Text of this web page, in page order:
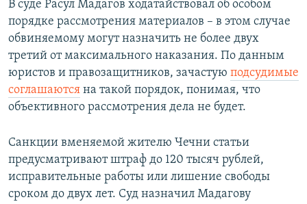
В суде Расул Мадагов ходатайствовал об особом
порядке рассмотрения материалов – в этом случае
обвиняемому могут назначить не более двух
третий от максимального наказания. По данным
юристов и правозащитников, зачастую подсудимые
соглашаются на такой порядок, понимая, что
объективного рассмотрения дела не будет.
Санкции вменяемой жителю Чечни статьи
предусматривают штраф до 120 тысяч рублей,
исправительные работы или лишение свободы
сроком до двух лет. Суд назначил Мадагову